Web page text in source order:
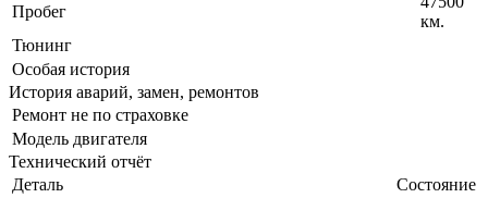
Пробег
км.
Тюнинг
Особая история
История аварий, замен, ремонтов
Ремонт не по страховке
Модель двигателя
Технический отчёт
Деталь
Состояние